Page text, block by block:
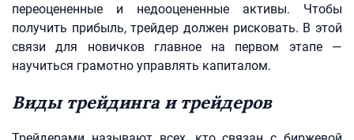
переоцененные и недооцененные активы. Чтобы
получить прибыль, трейдер должен рисковать. В этой
связи для новичков главное на первом этапе —
научиться грамотно управлять капиталом.
Виды трейдинга и трейдеров